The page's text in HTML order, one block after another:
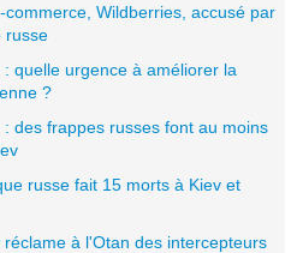
Wildberries, accusé par
russe
quelle urgence à améliorer la
?
des frappes russes font au moins
russe fait 15 morts à Kiev et
à l'Otan des intercepteurs